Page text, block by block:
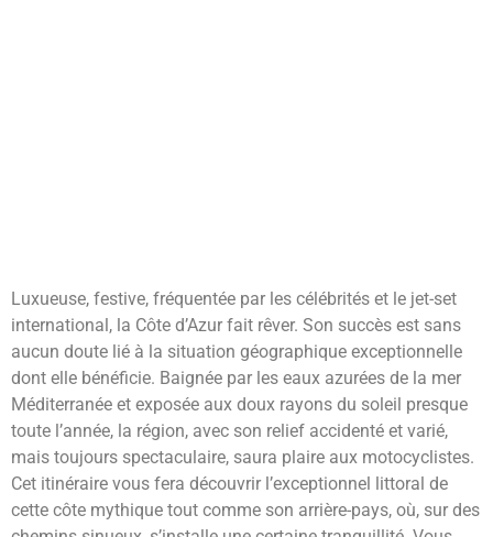
Luxueuse, festive, fréquentée par les célébrités et le jet-set
international, la Côte d’Azur fait rêver. Son succès est sans
aucun doute lié à la situation géographique exceptionnelle
dont elle bénéficie. Baignée par les eaux azurées de la mer
Méditerranée et exposée aux doux rayons du soleil presque
toute l’année, la région, avec son relief accidenté et varié,
mais toujours spectaculaire, saura plaire aux motocyclistes.
Cet itinéraire vous fera découvrir l’exceptionnel littoral de
cette côte mythique tout comme son arrière-pays, où, sur des